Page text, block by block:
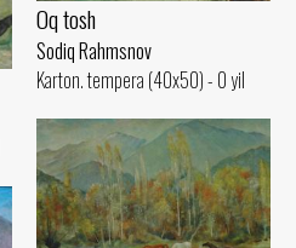
Oq tosh
Sodiq Rahmsnov
Karton. tempera (40x50) - 0 yil